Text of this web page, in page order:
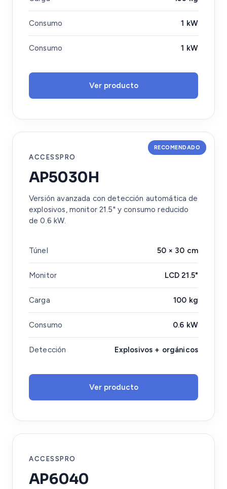
Consumo 1 kW
Consumo 1 kW
Ver producto
RECOMENDADO
ACCESSPRO
AP5030H
Versión avanzada con detección automática de
explosivos, monitor 21.5" y consumo reducido
de 0.6 kW.
Túnel 50 × 30 cm
Monitor LCD 21.5"
Carga 100 kg
Consumo 0.6 kW
Detección Explosivos + orgánicos
Ver producto
ACCESSPRO
AP6040